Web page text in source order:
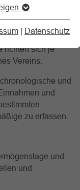
| Datenschutz
in der die
und
richten sich je
Vereins.
und
und
zu erfassen.
und
und